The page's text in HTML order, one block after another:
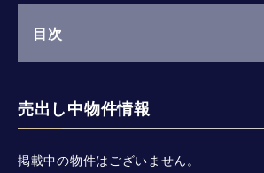
目次
売出し中物件情報
掲載中の物件はございません。